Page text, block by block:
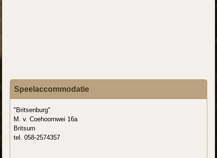
Speelaccommodatie
"Britsenburg"
M. v. Coehoornwei 16a
Britsum
tel. 058-2574357